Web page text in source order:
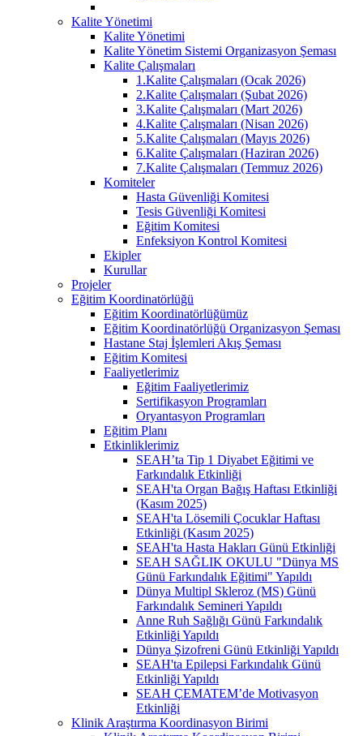
Kalite Yönetimi
Kalite Yönetimi
Kalite Yönetim Sistemi Organizasyon Şeması
Kalite Çalışmaları
1.Kalite Çalışmaları (Ocak 2026)
2.Kalite Çalışmaları (Şubat 2026)
3.Kalite Çalışmaları (Mart 2026)
4.Kalite Çalışmaları (Nisan 2026)
5.Kalite Çalışmaları (Mayıs 2026)
6.Kalite Çalışmaları (Haziran 2026)
7.Kalite Çalışmaları (Temmuz 2026)
Komiteler
Hasta Güvenliği Komitesi
Tesis Güvenliği Komitesi
Eğitim Komitesi
Enfeksiyon Kontrol Komitesi
Ekipler
Kurullar
Projeler
Eğitim Koordinatörlüğü
Eğitim Koordinatörlüğümüz
Eğitim Koordinatörlüğü Organizasyon Şeması
Hastane Staj İşlemleri Akış Şeması
Eğitim Komitesi
Faaliyetlerimiz
Eğitim Faaliyetlerimiz
Sertifikasyon Programları
Oryantasyon Programları
Eğitim Planı
Etkinliklerimiz
SEAH’ta Tip 1 Diyabet Eğitimi ve
Farkındalık Etkinliği
SEAH'ta Organ Bağış Haftası Etkinliği
(Kasım 2025)
SEAH'ta Lösemili Çocuklar Haftası
Etkinliği (Kasım 2025)
SEAH'ta Hasta Hakları Günü Etkinliği
SEAH SAĞLIK OKULU "Dünya MS
Günü Farkındalık Eğitimi" Yapıldı
Dünya Multipl Skleroz (MS) Günü
Farkındalık Semineri Yapıldı
Anne Ruh Sağlığı Günü Farkındalık
Etkinliği Yapıldı
Dünya Şizofreni Günü Etkinliği Yapıldı
SEAH'ta Epilepsi Farkındalık Günü
Etkinliği Yapıldı
SEAH ÇEMATEM’de Motivasyon
Etkinliği
Klinik Araştırma Koordinasyon Birimi